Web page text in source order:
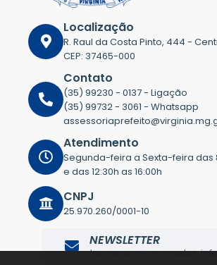
Localização
R. Raul da Costa Pinto, 444 -
CEP: 37465-000
Contato
(35) 99230 - 0137 - Ligação
(35) 99732 - 3061 - Whatsapp
Atendimento
Segunda-feira a Sexta-feira das
e das 12:30h as 16:00h
CNPJ
25.970.260/0001-10
NEWSLETTER
Inscreva-se e receba